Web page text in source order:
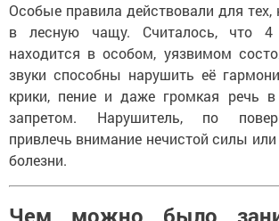
Особые правила действовали для тех,
в лесную чащу. Считалось, что
находится в особом, уязвимом
звуки способны нарушить её
крики, пение и даже громкая речь
запретом. Нарушитель, по
привлечь внимание нечистой силы
болезни.